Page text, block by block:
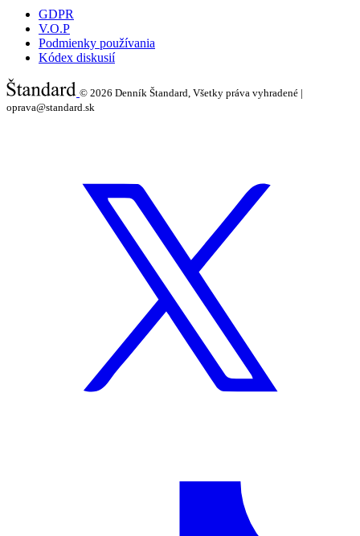
GDPR
V.O.P
Podmienky používania
Kódex diskusií
© 2026 Denník Štandard, Všetky práva vyhradené |
oprava@standard.sk